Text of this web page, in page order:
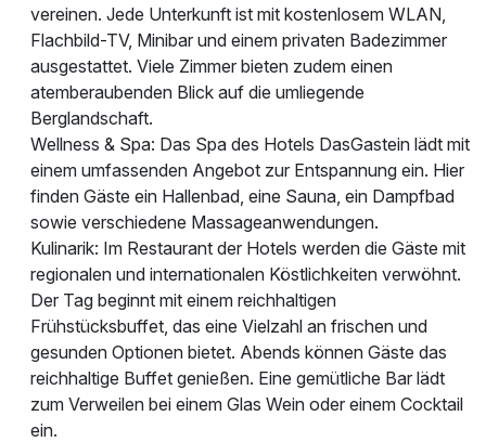
vereinen. Jede Unterkunft ist mit kostenlosem WLAN,
Flachbild-TV, Minibar und einem privaten Badezimmer
ausgestattet. Viele Zimmer bieten zudem einen
atemberaubenden Blick auf die umliegende
Berglandschaft.
Wellness & Spa: Das Spa des Hotels DasGastein lädt mit
einem umfassenden Angebot zur Entspannung ein. Hier
finden Gäste ein Hallenbad, eine Sauna, ein Dampfbad
sowie verschiedene Massageanwendungen.
Kulinarik: Im Restaurant der Hotels werden die Gäste mit
regionalen und internationalen Köstlichkeiten verwöhnt.
Der Tag beginnt mit einem reichhaltigen
Frühstücksbuffet, das eine Vielzahl an frischen und
gesunden Optionen bietet. Abends können Gäste das
reichhaltige Buffet genießen. Eine gemütliche Bar lädt
zum Verweilen bei einem Glas Wein oder einem Cocktail
ein.